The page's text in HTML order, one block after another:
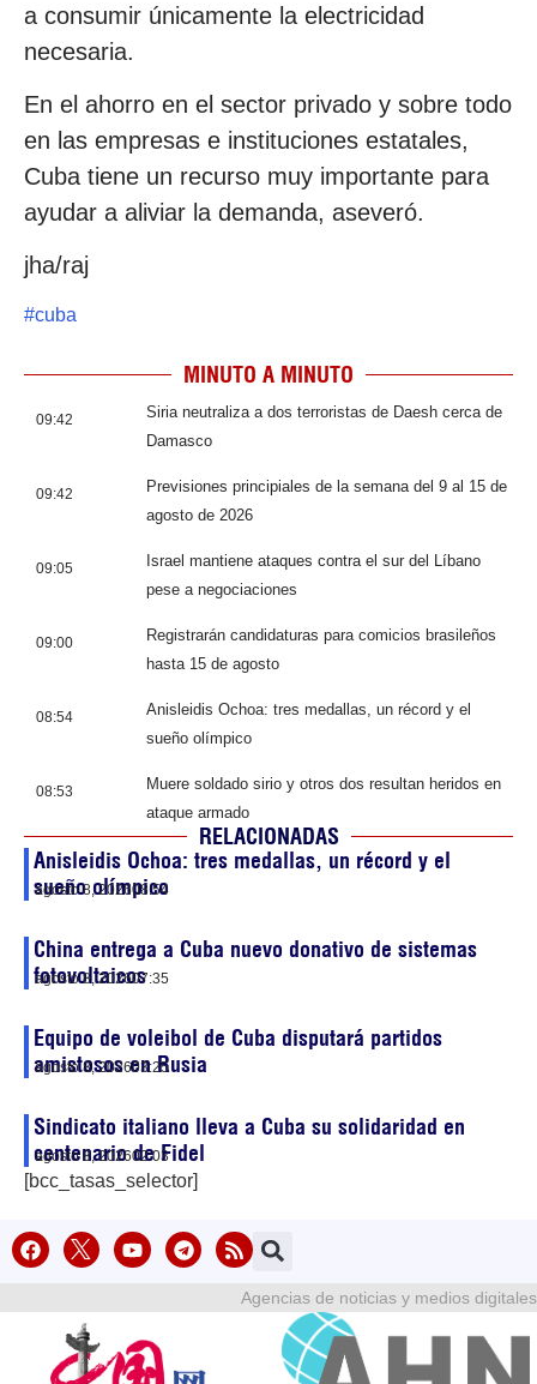
a consumir únicamente la electricidad
necesaria.
En el ahorro en el sector privado y sobre todo
en las empresas e instituciones estatales,
Cuba tiene un recurso muy importante para
ayudar a aliviar la demanda, aseveró.
jha/raj
#cuba
MINUTO A MINUTO
09:42
Siria neutraliza a dos terroristas de Daesh cerca de
Damasco
09:42
Previsiones principiales de la semana del 9 al 15 de
agosto de 2026
09:05
Israel mantiene ataques contra el sur del Líbano
pese a negociaciones
09:00
Registrarán candidaturas para comicios brasileños
hasta 15 de agosto
08:54
Anisleidis Ochoa: tres medallas, un récord y el
sueño olímpico
08:53
Muere soldado sirio y otros dos resultan heridos en
ataque armado
RELACIONADAS
Anisleidis Ochoa: tres medallas, un récord y el
sueño olímpico
agosto 8, 202608:54
China entrega a Cuba nuevo donativo de sistemas
fotovoltaicos
agosto 8, 202607:35
Equipo de voleibol de Cuba disputará partidos
amistosos en Rusia
agosto 8, 202603:25
Sindicato italiano lleva a Cuba su solidaridad en
centenario de Fidel
agosto 8, 202602:03
[bcc_tasas_selector]
Agencias de noticias y medios digitales